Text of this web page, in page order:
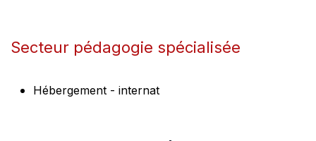
Secteur pédagogie spécialisée
Hébergement - internat